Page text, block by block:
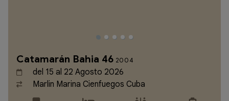
Catamarán Bahia 46 2004
del 15 al 22 Agosto 2026
Marlin Marina Cienfuegos Cuba